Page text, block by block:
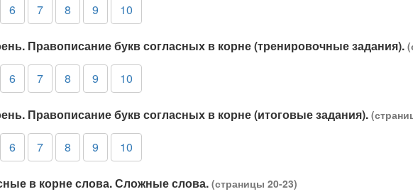
6 7 8 9 10
Правописание букв согласных в корне (тренировочные задания).
6 7 8 9 10
Правописание букв согласных в корне (итоговые задания).
6 7 8 9 10
в корне слова. Сложные слова. (страницы 20-23)